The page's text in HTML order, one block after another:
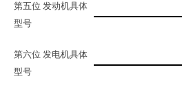
第五位 发动机具体
型号
第六位 发电机具体
型号